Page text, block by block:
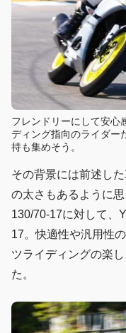
フレンドリーにして安心
ディング指向のライダー
持も集めそう。
その背景には前述し
の太さもあるように
130/70-17に対して、
17。快適性や汎用性
ツライディングの楽
た。